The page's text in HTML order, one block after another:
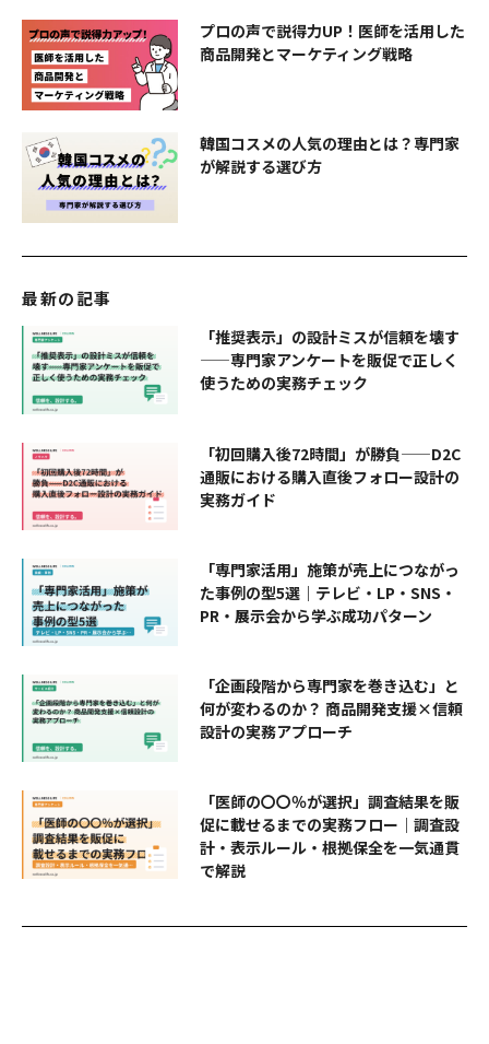
プロの声で説得力UP！医師を活用した
商品開発とマーケティング戦略
韓国コスメの人気の理由とは？専門家
が解説する選び方
最新の記事
「推奨表示」の設計ミスが信頼を壊す
——専門家アンケートを販促で正しく
使うための実務チェック
「初回購入後72時間」が勝負——D2C
通販における購入直後フォロー設計の
実務ガイド
「専門家活用」施策が売上につながっ
た事例の型5選｜テレビ・LP・SNS・
PR・展示会から学ぶ成功パターン
「企画段階から専門家を巻き込む」と
何が変わるのか？ 商品開発支援×信頼
設計の実務アプローチ
「医師の〇〇％が選択」調査結果を販
促に載せるまでの実務フロー｜調査設
計・表示ルール・根拠保全を一気通貫
で解説